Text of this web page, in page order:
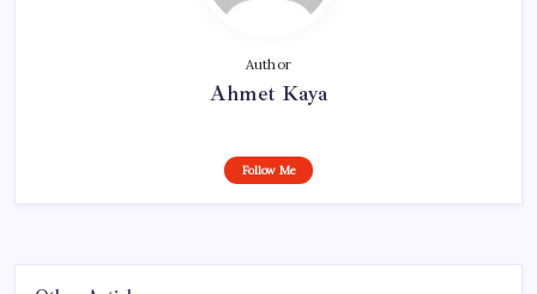
Author
Ahmet Kaya
Follow Me